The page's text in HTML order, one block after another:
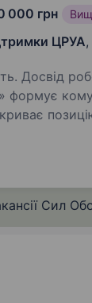
000 грн
ЦРУА
Досвід
формує
Сил